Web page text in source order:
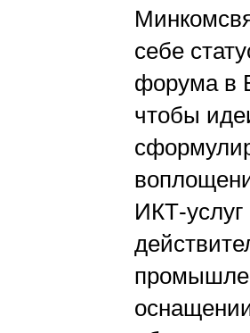
себе
форума в
чтобы
ИКТ-